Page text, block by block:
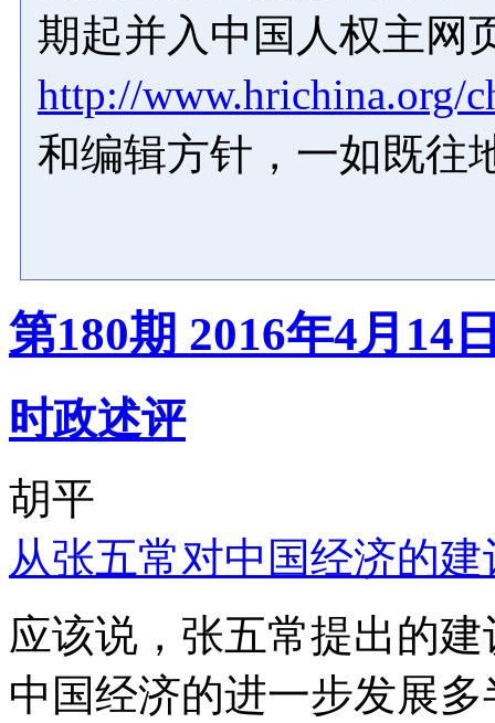
期起并入中国人权主网
http://www.hrichina.org/
和编辑方针，一如既往
第180期 2016年4月14
时政述评
胡平
从张五常对中国经济的
应该说，张五常提出的
中国经济的进一步发展